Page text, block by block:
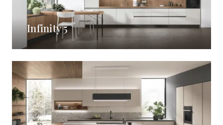
Infinity 5